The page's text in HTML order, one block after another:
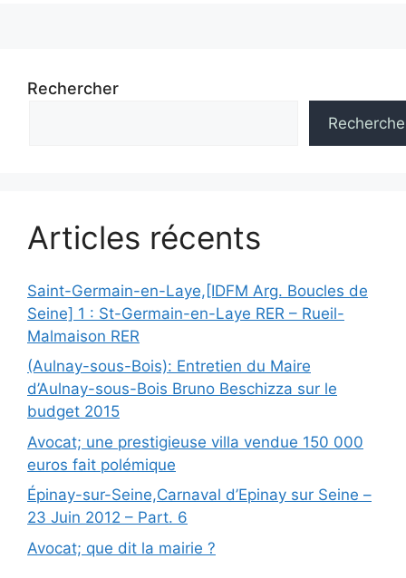
Rechercher
Articles récents
Saint-Germain-en-Laye,[IDFM Arg. Boucles de
Seine] 1 : St-Germain-en-Laye RER – Rueil-
Malmaison RER
(Aulnay-sous-Bois): Entretien du Maire
d’Aulnay-sous-Bois Bruno Beschizza sur le
budget 2015
Avocat; une prestigieuse villa vendue 150 000
euros fait polémique
Épinay-sur-Seine,Carnaval d’Epinay sur Seine –
23 Juin 2012 – Part. 6
Avocat; que dit la mairie ?